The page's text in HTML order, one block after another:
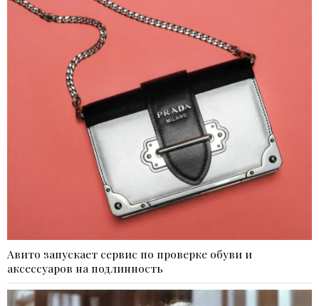
Авито запускает сервис по проверке обуви и
аксессуаров на подлинность